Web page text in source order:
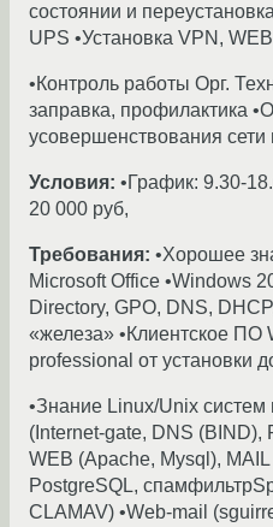
состоянии и
UPS •Установка VPN,
•Контроль работы Орг.
заправка, профилактика
усовершенствования сети
Условия: •График: 9.30-
20 000 руб,
Требования: •Хорошее
Microsoft Office •Windows
Directory, GPO, DNS,
«железа» •Клиентское ПО
professional от установки
•Знание Linux/Unix систем
(Internet-gate, DNS (BIND),
WEB (Apache, Mysql),
PostgreSQL,
CLAMAV) •Web-mail